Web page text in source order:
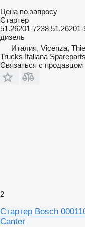
Цена по запросу
Стартер
51.26201-7238
дизель
Италия, Vicenza,
Trucks Italiana Spareparts
Связаться с продавцом
2
Стартер Bosch
Canter